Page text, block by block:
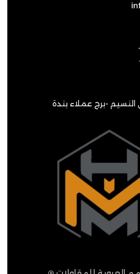
-برج عملاء بندة